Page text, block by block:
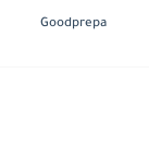
Goodprepa